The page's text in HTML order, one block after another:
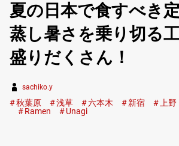
夏の日本で食すべき
蒸し暑さを乗り切る
盛りだくさん！
sachiko.y
秋葉原 浅草 六本木 新宿 上野
Ramen
Unagi